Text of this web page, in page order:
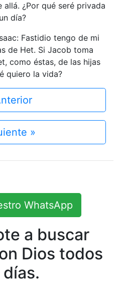
¿Por qué seré privada
día?
Fastidio tengo de mi
de Het. Si Jacob toma
como éstas, de las hijas
quiero la vida?
»
WhatsApp
a buscar
Dios todos